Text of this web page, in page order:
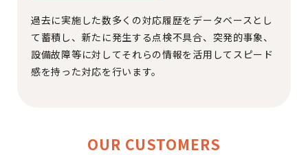
過去に実施した数多くの対応履歴をデータベースとし
て蓄積し、新たに発生する点検不具合、突発的事象、
設備故障等に対してそれらの情報を活用してスピード
感を持った対応を行います。
OUR CUSTOMERS